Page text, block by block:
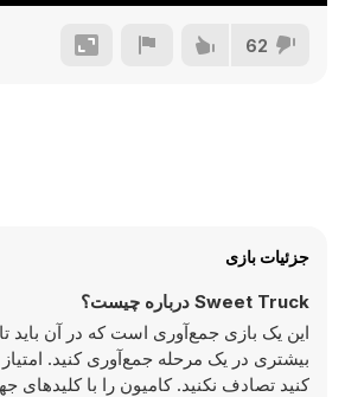
62
جزئیات بازی
Sweet Truck درباره چیست؟
این یک بازی جمع‌آوری است که در آن باید
بیشتری در یک مرحله جمع‌آوری کنید.
کنید تصادف نکنید. کامیون را با کلیدهای